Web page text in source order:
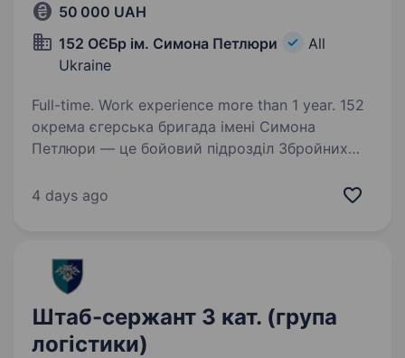
50 000 UAH
152 ОЄБр ім. Симона Петлюри
All
Ukraine
Full-time. Work experience more than 1 year. 152
окрема єгерська бригада імені Симона
Петлюри — це бойовий підрозділ Збройних
держави, поєднуючи професіоналізм, сучасний
4 days ago
Штаб-сержант 3 кат. (група
логістики)